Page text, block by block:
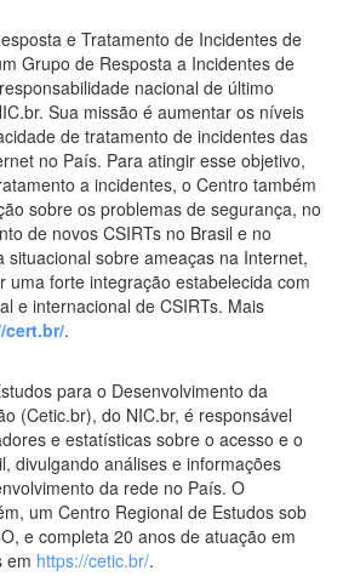
e Tratamento de Incidentes de
Grupo de Resposta a Incidentes de
nacional de último
Sua missão é aumentar os níveis
de tratamento de incidentes das
no País. Para atingir esse objetivo,
a incidentes, o Centro também
sobre os problemas de segurança, no
de novos CSIRTs no Brasil e no
situacional sobre ameaças na Internet,
uma forte integração estabelecida com
e internacional de CSIRTs. Mais
.
para o Desenvolvimento da
(Cetic.br), do NIC.br, é responsável
e estatísticas sobre o acesso e o
divulgando análises e informações
da rede no País. O
um Centro Regional de Estudos sob
e completa 20 anos de atuação em
em https://cetic.br/.